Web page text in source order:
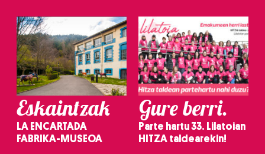
Eskaintzak
LA ENCARTADA
FABRIKA-MUSEOA
Gure berri.
Parte hartu 33. Lilatoian
HITZA taldearekin!